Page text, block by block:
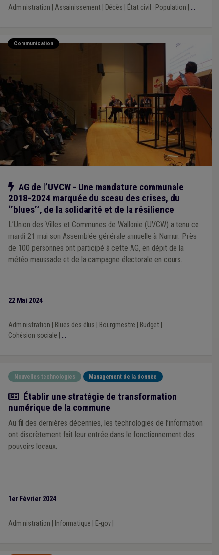
Administration Assainissement| Décès État civil Population ...
Communication
Notre action
AG de l’UVCW - Une mandature communale
2018-2024 marquée du sceau des crises, du
‘’blues’’, de la solidarité et de la résilience
L’Union des Villes et Communes de Wallonie (UVCW) a tenu ce
mardi 21 mai son Assemblée générale annuelle à Namur. Près
de 100 personnes ont participé à cette AG, en dépit de la
météo maussade et de la campagne électorale en cours.
22 Mai 2024
Administration Blues des élus Bourgmestre Budget|
Cohésion sociale
...
Nouvelles technologies Management de la donnée
Article
Établir une stratégie de transformation
numérique de la commune
Au fil des dernières décennies, les technologies de l’information
ont discrètement fait leur entrée dans le fonctionnement des
pouvoirs locaux.
1er Février 2024
Administration Informatique E-gov|